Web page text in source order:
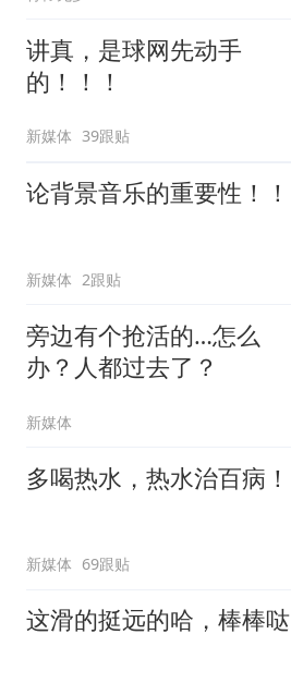
讲真，是球网先动手
的！！！
新媒体 39跟贴
论背景音乐的重要性！！
新媒体 2跟贴
旁边有个抢活的…怎么
办？人都过去了？
新媒体
多喝热水，热水治百病！
新媒体 69跟贴
这滑的挺远的哈，棒棒哒